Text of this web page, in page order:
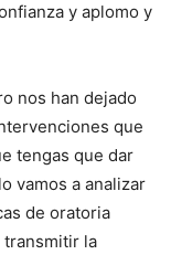
y aplomo y
nos han dejado
que
tengas que dar
vamos a analizar
de oratoria
transmitir la